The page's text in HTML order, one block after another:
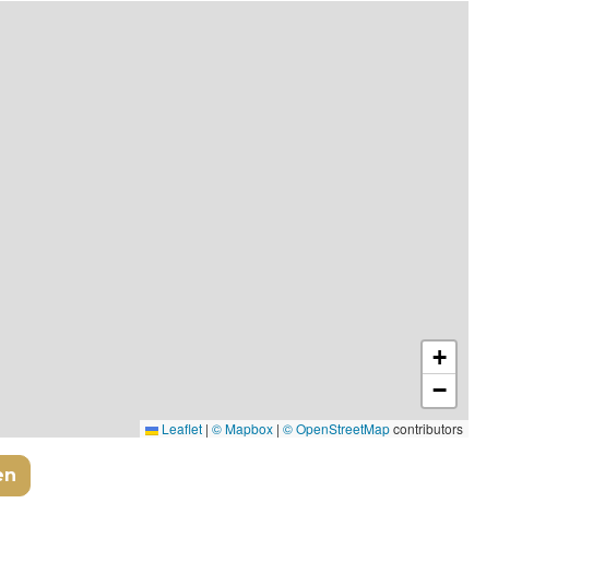
+
−
Leaflet | © Mapbox | © OpenStreetMapcontributors